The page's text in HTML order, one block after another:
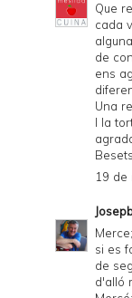
Que
cada
de
ens
Una
I la
Besets.
19 de
si es
de
d'alló